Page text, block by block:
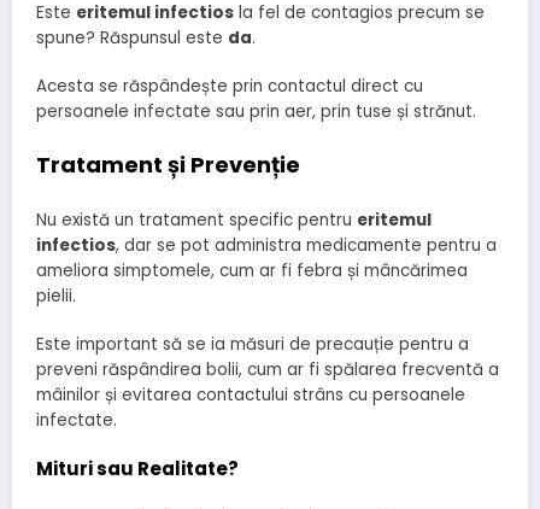
Este eritemul infectios la fel de contagios precum se
spune? Răspunsul este da.
Acesta se răspândește prin contactul direct cu
persoanele infectate sau prin aer, prin tuse și strănut.
Tratament și Prevenție
Nu există un tratament specific pentru eritemul
infectios, dar se pot administra medicamente pentru a
ameliora simptomele, cum ar fi febra și mâncărimea
pielii.
Este important să se ia măsuri de precauție pentru a
preveni răspândirea bolii, cum ar fi spălarea frecventă a
mâinilor și evitarea contactului strâns cu persoanele
infectate.
Mituri sau Realitate?